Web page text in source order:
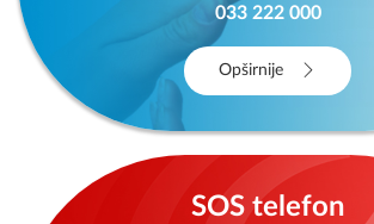
033 222 000
Opširnije
SOS telefon